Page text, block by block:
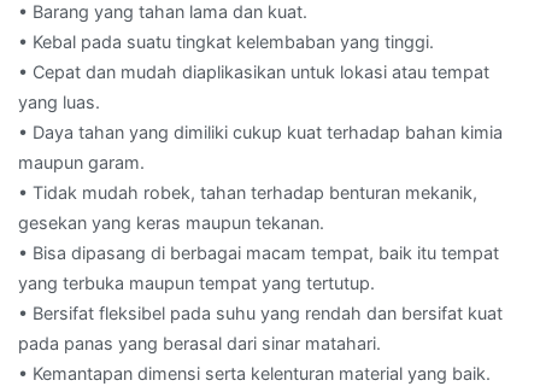
• Barang yang tahan lama dan kuat.
• Kebal pada suatu tingkat kelembaban yang tinggi.
• Cepat dan mudah diaplikasikan untuk lokasi atau tempat
yang luas.
• Daya tahan yang dimiliki cukup kuat terhadap bahan kimia
maupun garam.
• Tidak mudah robek, tahan terhadap benturan mekanik,
gesekan yang keras maupun tekanan.
• Bisa dipasang di berbagai macam tempat, baik itu tempat
yang terbuka maupun tempat yang tertutup.
• Bersifat fleksibel pada suhu yang rendah dan bersifat kuat
pada panas yang berasal dari sinar matahari.
• Kemantapan dimensi serta kelenturan material yang baik.